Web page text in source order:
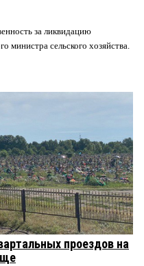
за ликвидацию
министра сельского хозяйства.
проездов на